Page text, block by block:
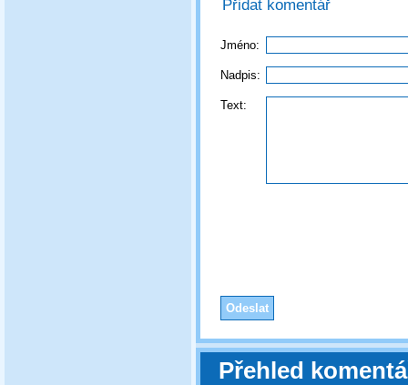
Přidat komentář
Jméno:
Nadpis:
Text:
Přehled